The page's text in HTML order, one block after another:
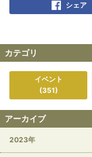
シェア
カテゴリ
イベント
(351)
アーカイブ
2023年